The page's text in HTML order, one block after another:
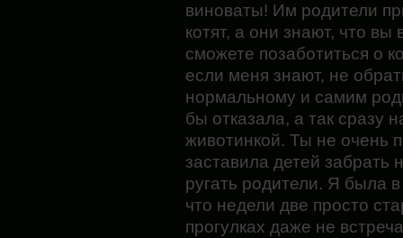
виноваты! Им родители
котят, а они знают, что
сможете позаботиться о
если меня знают, не
нормальному и самим
бы отказала, а так сразу
животинкой. Ты не очень
заставила детей забрать
ругать родители. Я была
что недели две просто
прогулках даже не